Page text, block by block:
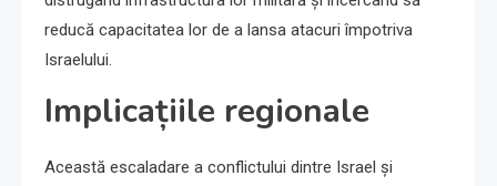
reducă capacitatea lor de a lansa atacuri împotriva
Israelului.
Implicațiile regionale
Această escaladare a conflictului dintre Israel și